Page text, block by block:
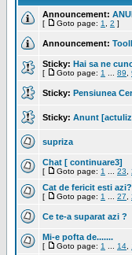
Announcement:
[ Goto page: 1 2 ]
Announcement:
Sticky: Hai sa ne
[ Goto page: 1 89
Sticky: Pensiunea
Sticky: Anunt
supriza
Chat [ continuare3]
[ Goto page: 1 23
Cat de fericit esti azi?
[ Goto page: 1 27
Ce te-a suparat azi ?
Mi-e pofta de.......
[ Goto page: 1 14